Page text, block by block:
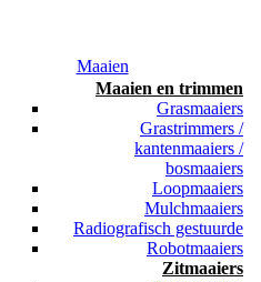
Maaien
Maaien en trimmen
Grasmaaiers
Grastrimmers /
kantenmaaiers /
bosmaaiers
Loopmaaiers
Mulchmaaiers
Radiografisch gestuurde
Robotmaaiers
Zitmaaiers